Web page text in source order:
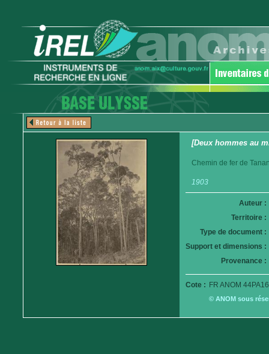
[Deux hommes au
Chemin de fer de
1903
Auteur :
Territoire :
Type de document :
Support et dimensions :
Provenance :
Cote : FR ANOM
© ANOM sous